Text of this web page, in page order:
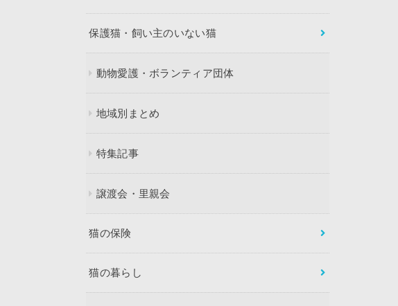
保護猫・飼い主のいない猫
動物愛護・ボランティア団体
地域別まとめ
特集記事
譲渡会・里親会
猫の保険
猫の暮らし